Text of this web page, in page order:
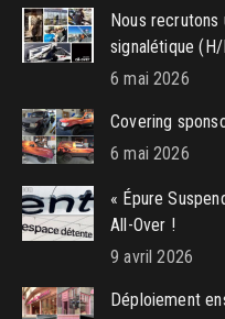
in
new
window
in
new
window
in
new
window
Nous recrutons
signalétique (H/
6 mai 2026
Covering
6 mai 2026
« Épure
All-Over !
9 avril 2026
Déploiement